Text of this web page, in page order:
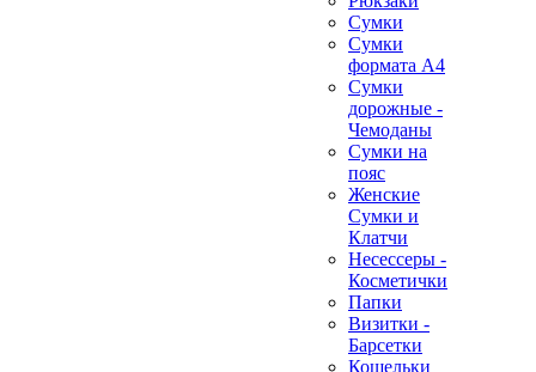
Сумки
Сумки
формата А4
Сумки
дорожные -
Чемоданы
Сумки на
пояс
Женские
Сумки и
Клатчи
Несессеры -
Косметички
Папки
Визитки -
Барсетки
Кошельки